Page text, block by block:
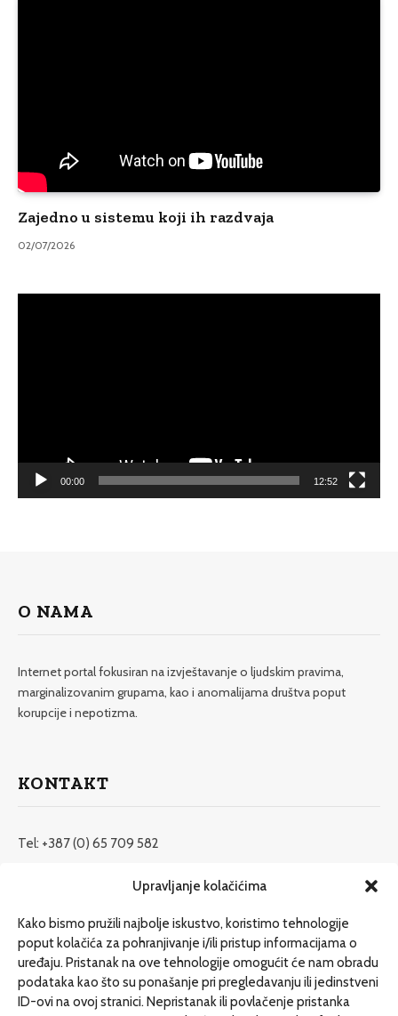
Upravljanje kolačićima
Kako bismo pružili najbolje iskustvo, koristimo tehnologije
poput kolačića za pohranjivanje i/ili pristup informacijama o
uređaju. Pristanak na ove tehnologije omogućit će nam obradu
podataka kao što su ponašanje pri pregledavanju ili jedinstveni
ID-ovi na ovoj stranici. Nepristanak ili povlačenje pristanka
Zajedno u sistemu koji ih razdvaja
02/07/2026
00:00 12:52
O NAMA
Internet portal fokusiran na izvještavanje o ljudskim pravima,
marginalizovanim grupama, kao i anomalijama društva poput
korupcije i nepotizma.
KONTAKT
Tel: +387 (0) 65 709 582
redakcija@etrafika.net
Dosije
Drugi pišu